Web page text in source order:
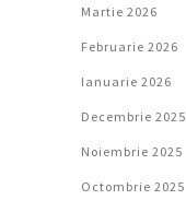
Martie 2026
Februarie 2026
Ianuarie 2026
Decembrie 2025
Noiembrie 2025
Octombrie 2025